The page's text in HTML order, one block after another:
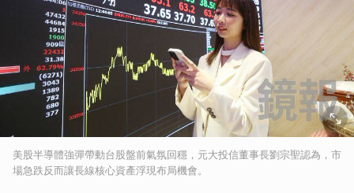
美股半導體強彈帶動台股盤前氣氛回穩，元大投信董事長劉宗聖認為，市
場急跌反而讓長線核心資產浮現布局機會。